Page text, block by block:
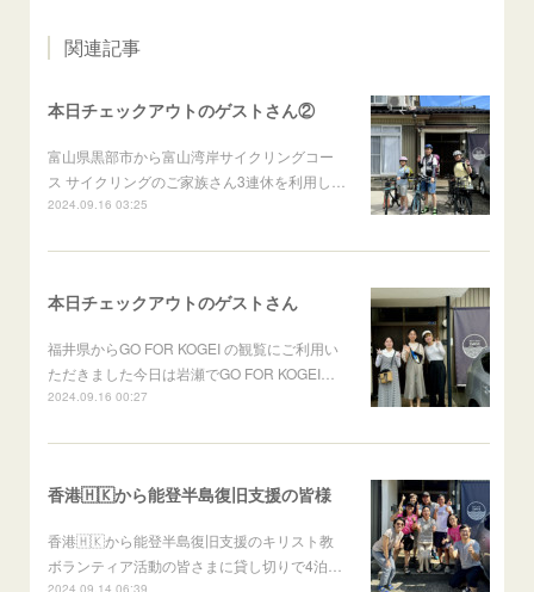
関連記事
本日チェックアウトのゲストさん②
富山県黒部市から富山湾岸サイクリングコー
ス サイクリングのご家族さん3連休を利用し…
2024.09.16 03:25
本日チェックアウトのゲストさん
福井県からGO FOR KOGEI の観覧にご利用い
ただきました今日は岩瀬でGO FOR KOGEI…
2024.09.16 00:27
香港🇭🇰から能登半島復旧支援の皆様
香港🇭🇰から能登半島復旧支援のキリスト教
ボランティア活動の皆さまに貸し切りで4泊…
2024.09.14 06:39